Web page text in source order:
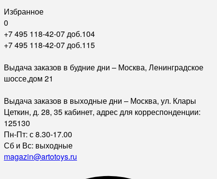
Избранное
0
+7 495 118-42-07 доб.104
+7 495 118-42-07 доб.115
Выдача заказов в будние дни – Москва, Ленинградское
шоссе,дом 21
Выдача заказов в выходные дни – Москва, ул. Клары
Цеткин, д. 28, 35 кабинет, адрес для корреспонденции:
125130
Пн-Пт: с 8.30-17.00
Сб и Вс: выходные
magazin@artotoys.ru